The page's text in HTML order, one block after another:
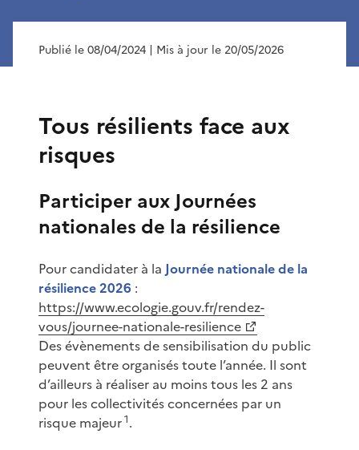
Publié le 08/04/2024 | Mis à jour le 20/05/2026
Tous résilients face aux
risques
Participer aux Journées
nationales de la résilience
Pour candidater à la Journée nationale de la
résilience 2026 :
https://www.ecologie.gouv.fr/rendez-
vous/journee-nationale-resilience
Des évènements de sensibilisation du public
peuvent être organisés toute l’année. Il sont
d’ailleurs à réaliser au moins tous les 2 ans
pour les collectivités concernées par un
risque majeur1.